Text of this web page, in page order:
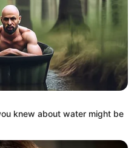
weitere Kalauer
Impressum & Kontakt
Smartphone Startseite
knew about water might be